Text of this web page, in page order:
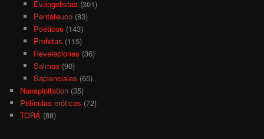
Evangelistas (301)
Pentateuco(83)
Poéticos (143)
Profetas (115)
Revelaciones (36)
Salmos (90)
Sapienciales (65)
Nunsploitation (35)
Películas eróticas (72)
TORÁ (88)